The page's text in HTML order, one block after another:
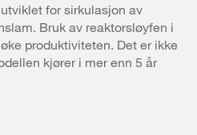
for sirkulasjon av
Bruk av reaktorsløyfen i
produktiviteten. Det er ikke
kjører i mer enn 5 år